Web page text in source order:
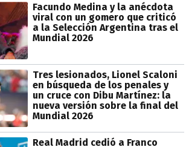
Facundo Medina y la anécdota
viral con un gomero que criticó
a la Selección Argentina tras el
Mundial 2026
Tres lesionados, Lionel Scaloni
en búsqueda de los penales y
un cruce con Dibu Martínez: la
nueva versión sobre la final del
Mundial 2026
Real Madrid cedió a Franco